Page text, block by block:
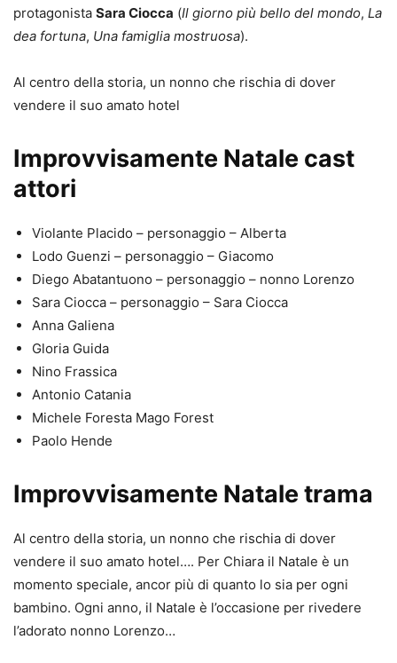
protagonista Sara Ciocca (Il giorno più bello del mondo, La
dea fortuna, Una famiglia mostruosa).
Al centro della storia, un nonno che rischia di dover
vendere il suo amato hotel
Improvvisamente Natale cast
attori
Violante Placido – personaggio – Alberta
Lodo Guenzi – personaggio – Giacomo
Diego Abatantuono – personaggio – nonno Lorenzo
Sara Ciocca – personaggio – Sara Ciocca
Anna Galiena
Gloria Guida
Nino Frassica
Antonio Catania
Michele Foresta Mago Forest
Paolo Hende
Improvvisamente Natale trama
Al centro della storia, un nonno che rischia di dover
vendere il suo amato hotel…. Per Chiara il Natale è un
momento speciale, ancor più di quanto lo sia per ogni
bambino. Ogni anno, il Natale è l’occasione per rivedere
l’adorato nonno Lorenzo…